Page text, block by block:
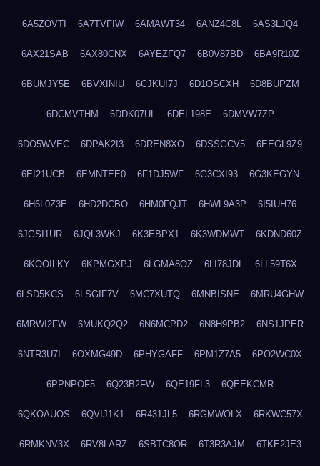
6A5ZOVTI 6A7TVFIW 6AMAWT34 6ANZ4C8L 6AS3LJQ4
6AX21SAB 6AX80CNX 6AYEZFQ7 6B0V87BD 6BA9R10Z
6BUMJY5E 6BVXINIU 6CJKUI7J 6D1OSCXH 6D8BUPZM
6DCMVTHM 6DDK07UL 6DEL198E 6DMVW7ZP
6DO5WVEC 6DPAK2I3 6DREN8XO 6DSSGCV5 6EEGL9Z9
6EI21UCB 6EMNTEE0 6F1DJ5WF 6G3CXI93 6G3KEGYN
6H6L0Z3E 6HD2DCBO 6HM0FQJT 6HWL9A3P 6I5IUH76
6JGSI1UR 6JQL3WKJ 6K3EBPX1 6K3WDMWT 6KDND60Z
6KOOILKY 6KPMGXPJ 6LGMA8OZ 6LI78JDL 6LL59T6X
6LSD5KCS 6LSGIF7V 6MC7XUTQ 6MNBISNE 6MRU4GHW
6MRWI2FW 6MUKQ2Q2 6N6MCPD2 6N8H9PB2 6NS1JPER
6NTR3U7I 6OXMG49D 6PHYGAFF 6PM1Z7A5 6PO2WC0X
6PPNPOF5 6Q23B2FW 6QE19FL3 6QEEKCMR
6QKOAUOS 6QVIJ1K1 6R431JL5 6RGMWOLX 6RKWC57X
6RMKNV3X 6RV8LARZ 6SBTC8OR 6T3R3AJM 6TKE2JE3